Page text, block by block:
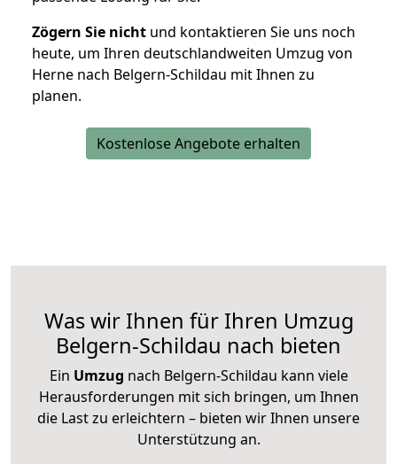
Zögern Sie nicht und kontaktieren Sie uns noch
heute, um Ihren deutschlandweiten Umzug von
Herne nach Belgern-Schildau mit Ihnen zu
planen.
Kostenlose Angebote erhalten
Was wir Ihnen für Ihren Umzug
Belgern-Schildau nach bieten
Ein Umzug nach Belgern-Schildau kann viele
Herausforderungen mit sich bringen, um Ihnen
die Last zu erleichtern – bieten wir Ihnen unsere
Unterstützung an.